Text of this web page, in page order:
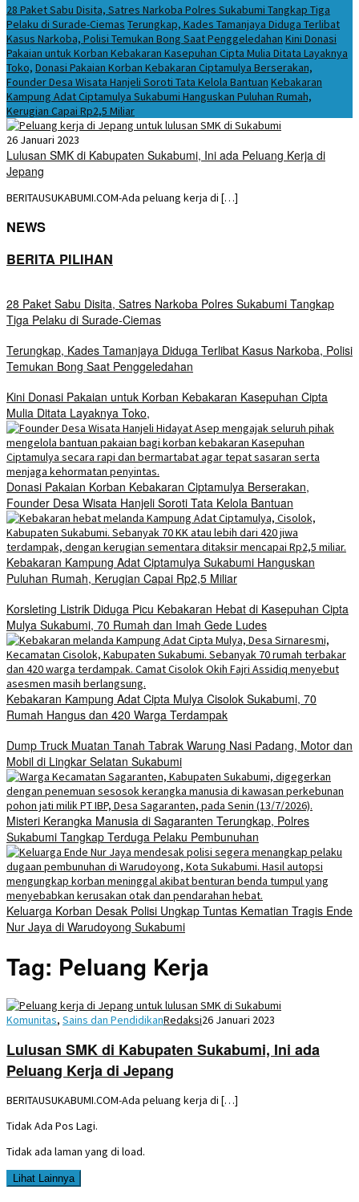
28 Paket Sabu Disita, Satres Narkoba Polres Sukabumi Tangkap Tiga
Pelaku di Surade-Ciemas Terungkap, Kades Tamanjaya Diduga Terlibat
Kasus Narkoba, Polisi Temukan Bong Saat Penggeledahan Kini Donasi
Pakaian untuk Korban Kebakaran Kasepuhan Cipta Mulia Ditata Layaknya
Toko, Donasi Pakaian Korban Kebakaran Ciptamulya Berserakan,
Founder Desa Wisata Hanjeli Soroti Tata Kelola Bantuan Kebakaran
Kampung Adat Ciptamulya Sukabumi Hanguskan Puluhan Rumah,
Kerugian Capai Rp2,5 Miliar
26 Januari 2023
Lulusan SMK di Kabupaten Sukabumi, Ini ada Peluang Kerja di
Jepang
BERITAUSUKABUMI.COM-Ada peluang kerja di […]
NEWS
BERITA PILIHAN
28 Paket Sabu Disita, Satres Narkoba Polres Sukabumi Tangkap
Tiga Pelaku di Surade-Ciemas
Terungkap, Kades Tamanjaya Diduga Terlibat Kasus Narkoba, Polisi
Temukan Bong Saat Penggeledahan
Kini Donasi Pakaian untuk Korban Kebakaran Kasepuhan Cipta
Mulia Ditata Layaknya Toko,
Donasi Pakaian Korban Kebakaran Ciptamulya Berserakan,
Founder Desa Wisata Hanjeli Soroti Tata Kelola Bantuan
Kebakaran Kampung Adat Ciptamulya Sukabumi Hanguskan
Puluhan Rumah, Kerugian Capai Rp2,5 Miliar
Korsleting Listrik Diduga Picu Kebakaran Hebat di Kasepuhan Cipta
Mulya Sukabumi, 70 Rumah dan Imah Gede Ludes
Kebakaran Kampung Adat Cipta Mulya Cisolok Sukabumi, 70
Rumah Hangus dan 420 Warga Terdampak
Dump Truck Muatan Tanah Tabrak Warung Nasi Padang, Motor dan
Mobil di Lingkar Selatan Sukabumi
Misteri Kerangka Manusia di Sagaranten Terungkap, Polres
Sukabumi Tangkap Terduga Pelaku Pembunuhan
Keluarga Korban Desak Polisi Ungkap Tuntas Kematian Tragis Ende
Nur Jaya di Warudoyong Sukabumi
Tag: Peluang Kerja
Komunitas, Sains dan PendidikanRedaksi26 Januari 2023
Lulusan SMK di Kabupaten Sukabumi, Ini ada
Peluang Kerja di Jepang
BERITAUSUKABUMI.COM-Ada peluang kerja di […]
Tidak Ada Pos Lagi.
Tidak ada laman yang di load.
Lihat Lainnya